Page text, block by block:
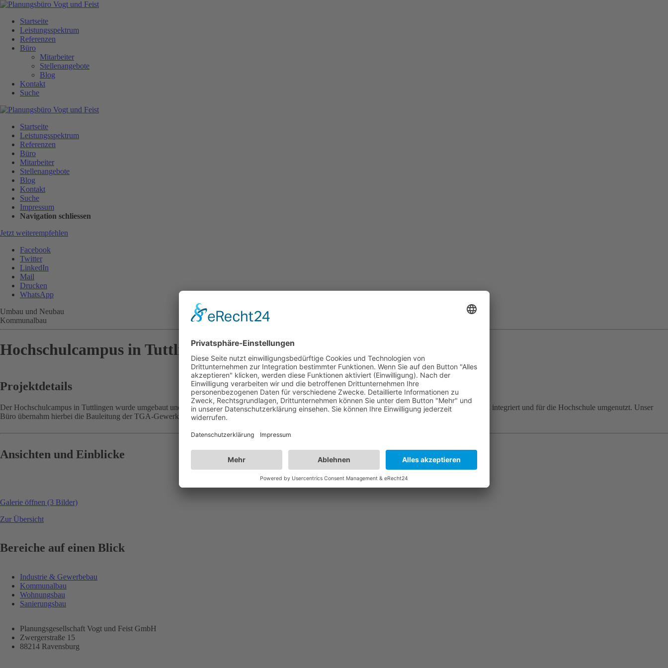
Navigation
Startseite
Leistungsspektrum
Referenzen
Büro
Mitarbeiter
Stellenangebote
Blog
Kontakt
Suche
Startseite
Leistungsspektrum
Referenzen
Büro
Mitarbeiter
Stellenangebote
Blog
Kontakt
Suche
Impressum
Navigation schliessen
Jetzt weiterempfehlen
Facebook
Twitter
LinkedIn
Mail
Drucken
WhatsApp
Umbau und Neubau
Kommunalbau
Hochschulcampus in Tuttlingen
Projektdetails
Der Hochschulcampus in Tuttlingen wurde umgebaut und erweitert. Hierbei wurde der Altbau eines Produktions- und Verwaltungsgebäudes in dem Neubau integriert und für die Hochschule umgenutzt. Unser
Büro übernahm hierbei die Bauleitung der TGA-Gewerke.
Ansichten und Einblicke
Galerie öffnen (3 Bilder)
Zur Übersicht
Bereiche auf einen Blick
Industrie & Gewerbebau
Kommunalbau
Wohnungsbau
Sanierungsbau
Planungsgesellschaft Vogt und Feist GmbH
Zwergerstraße 15
88214 Ravensburg